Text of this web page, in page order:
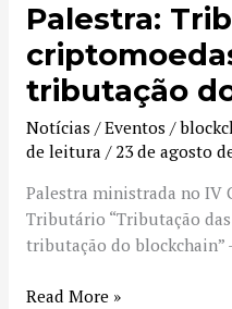
Palestra:
tributação
Notícias / Eventos /
de leitura / 23 de agosto
Palestra ministrada no IV
Tributário “Tributação
tributação do blockchain”
Palestra:
Tributação
das
criptomoedas.
Regime
de
do
blockchain
Read More »